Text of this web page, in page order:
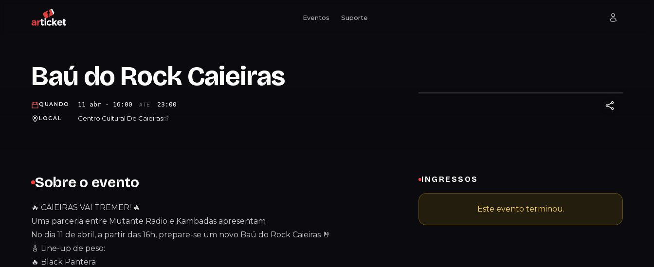
Eventos Suporte
Baú do Rock Caieiras
QUANDO 11 abr · 16:00 ATÉ 23:00
LOCAL Centro Cultural De Caieiras
Sobre o evento
🔥 CAIEIRAS VAI TREMER! 🔥
Uma parceria entre Mutante Radio e Kambadas apresentam
No dia 11 de abril, a partir das 16h, prepare-se um novo Baú do Rock Caieiras 🤘
🎸 Line-up de peso:
🔥 Black Pantera
INGRESSOS
Este evento terminou.